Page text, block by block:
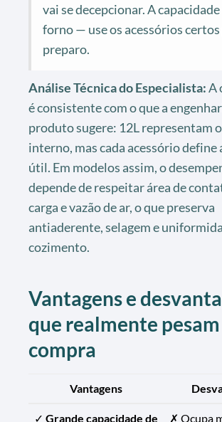
vai se decepcionar. A
forno — use os acessórios certos
preparo.
Análise Técnica do Especialista:A
é consistente com o que a
produto sugere: 12L representam
interno, mas cada acessório define
útil. Em modelos assim, o
depende de respeitar área de
carga e vazão de ar, o que preserva
antiaderente, selagem e
cozimento.
Vantagens e
que realmente
compra
Vantagens
✓ Grande capacidade de ✗ Ocupa